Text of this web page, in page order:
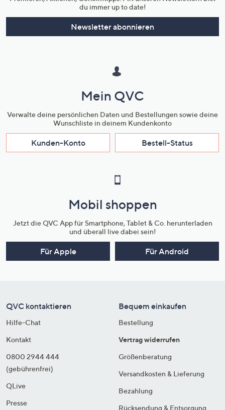
du immer up to date!
Newsletter abonnieren
Mein QVC
Verwalte deine persönlichen Daten und Bestellungen sowie deine
Wunschliste in deinem Kundenkonto
Kunden-Konto Bestell-Status
Mobil shoppen
Jetzt die QVC App für Smartphone, Tablet & Co. herunterladen
und überall live dabei sein!
Für Apple Für Android
QVC kontaktieren
Hilfe-Chat
Kontakt
0800 2944 444
(gebührenfrei)
QLive
Presse
Bequem einkaufen
Bestellung
Vertrag widerrufen
Größenberatung
Versandkosten & Lieferung
Bezahlung
Rücksendung & Entsorgung